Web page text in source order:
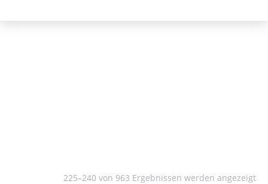
225–240 von 963 Ergebnissen werden angezeigt